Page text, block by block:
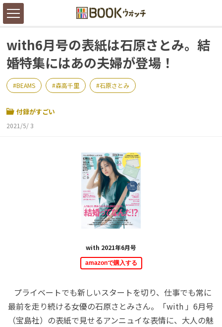
with6月号の表紙は石原さとみ。結
婚特集にはあの夫婦が登場！
BEAMS 森高千里 石原さとみ
付録がすごい
2021/5/ 3
with 2021年6月号
amazonで購入する
プライベートでも新しいスタートを切り、仕事でも常に
最前を走り続ける女優の石原さとみさん。「with 」6月号
（宝島社）の表紙で見せるアンニュイな表情に、大人の魅